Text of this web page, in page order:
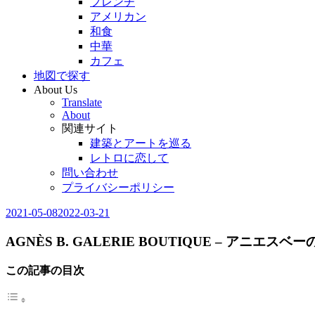
アメリカン
和食
中華
カフェ
地図で探す
About Us
Translate
About
関連サイト
建築とアートを巡る
レトロに恋して
問い合わせ
プライバシーポリシー
2021-05-082022-03-21
Chief
AGNÈS B. GALERIE BOUTIQUE – アニエスベー
この記事の目次